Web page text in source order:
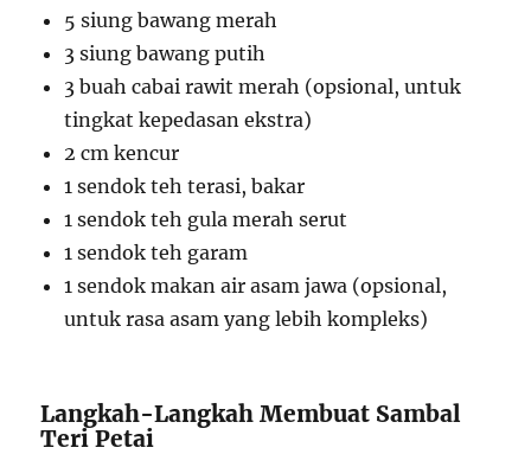
5 siung bawang merah
3 siung bawang putih
3 buah cabai rawit merah (opsional, untuk
tingkat kepedasan ekstra)
2 cm kencur
1 sendok teh terasi, bakar
1 sendok teh gula merah serut
1 sendok teh garam
1 sendok makan air asam jawa (opsional,
untuk rasa asam yang lebih kompleks)
Langkah-Langkah Membuat Sambal
Teri Petai